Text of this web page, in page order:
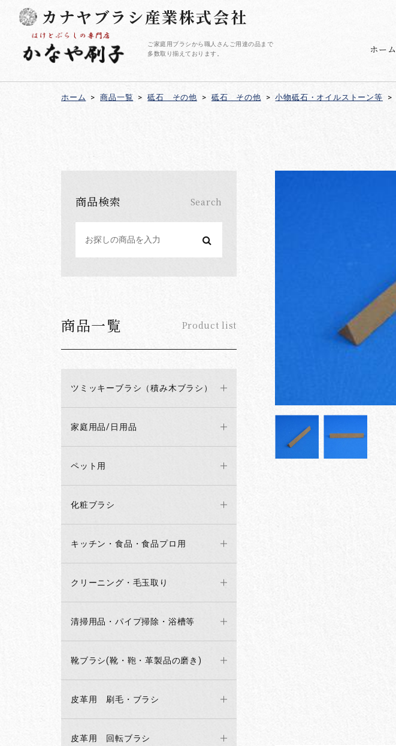
カナヤブラシ産業株式会社
ご家庭用ブラシから職人さんご用達の品まで
多数取り揃えております。
ホーム
ホーム > 商品一覧 > 砥石 その他 > 砥石 その他 > 小物砥石・オイルストーン等 >
商品検索 Search
商品一覧 Product list
ツミッキーブラシ（積み木ブラシ）
家庭用品/日用品
ペット用
化粧ブラシ
キッチン・食品・食品プロ用
クリーニング・毛玉取り
清掃用品・パイプ掃除・浴槽等
靴ブラシ(靴・鞄・革製品の磨き)
皮革用 刷毛・ブラシ
皮革用 回転ブラシ